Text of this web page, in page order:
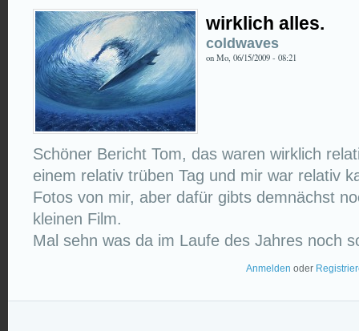
wirklich alles.
coldwaves
on Mo, 06/15/2009 - 08:21
Schöner Bericht Tom, das waren wirklich
einem relativ trüben Tag und mir war relativ
Fotos von mir, aber dafür gibts demnächst
kleinen Film.
Mal sehn was da im Laufe des Jahres noch
Anmelden oder